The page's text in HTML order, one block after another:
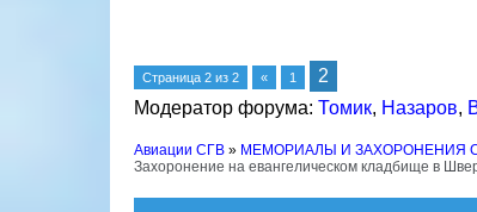
Страница 2 из 2 « 1
2
Модератор форума: Томик, Назаров,
Авиации СГВ » МЕМОРИАЛЫ И ЗАХОРОНЕНИЯ
Захоронение на евангелическом кладбище в